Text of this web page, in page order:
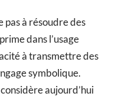
pas à résoudre des
dans l’usage
à transmettre des
symbolique.
aujourd’hui